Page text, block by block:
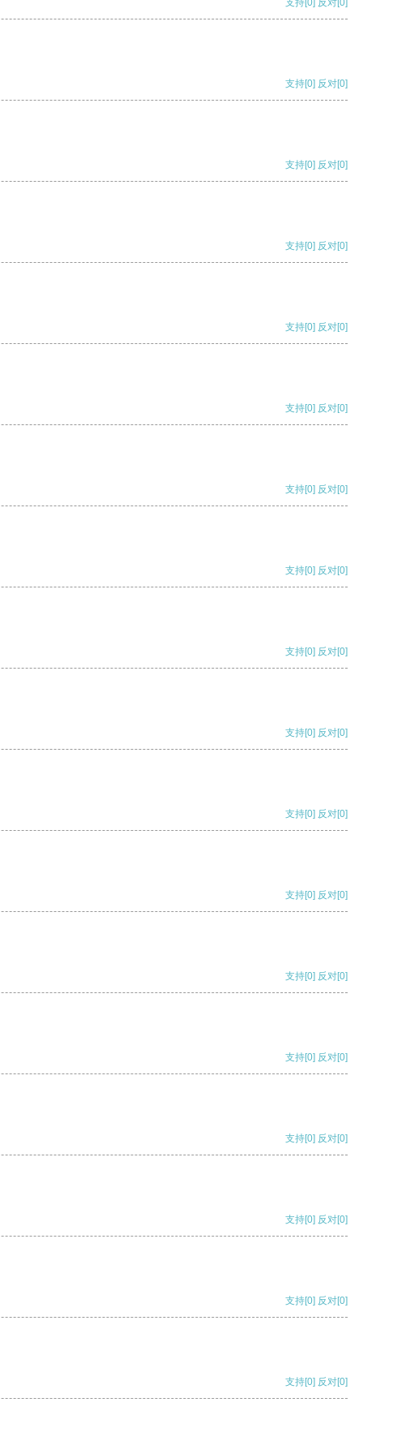
支持 [0] 反对 [0]
支持[0] 反对[0]
支持[0] 反对[0]
支持[0] 反对[0]
支持[0] 反对[0]
支持[0] 反对[0]
支持[0] 反对[0]
支持[0] 反对[0]
支持[0] 反对[0]
支持[0] 反对[0]
支持[0] 反对[0]
支持[0] 反对[0]
支持[0] 反对[0]
支持[0] 反对[0]
支持[0] 反对[0]
支持[0] 反对[0]
支持[0] 反对[0]
支持[0] 反对[0]